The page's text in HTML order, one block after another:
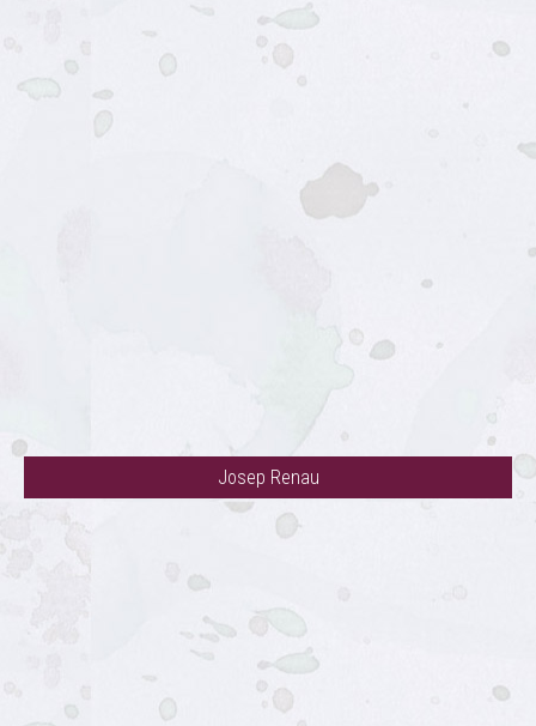
Josep Renau